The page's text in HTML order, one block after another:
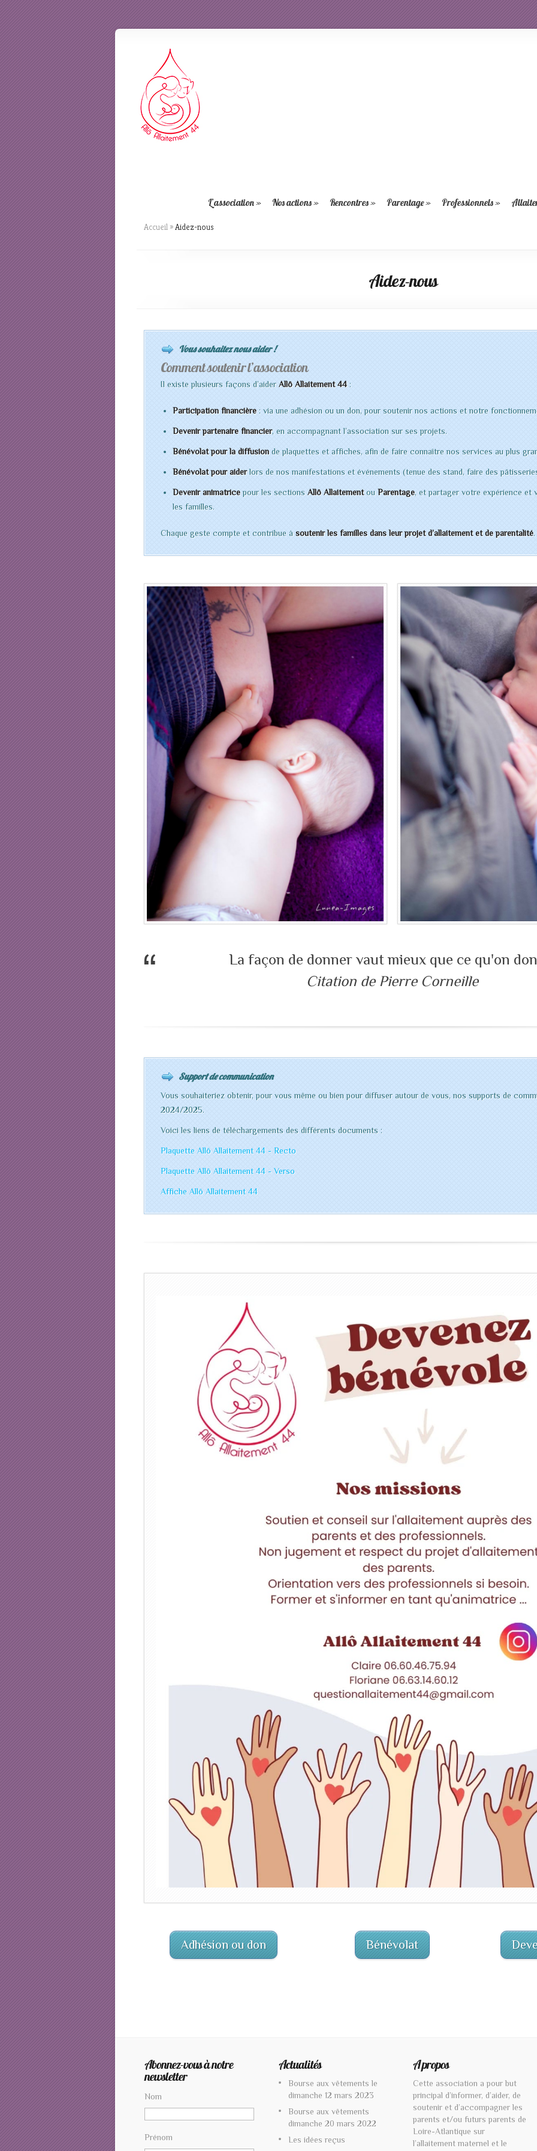
L’association» Nos actions» Rencontres» Parentage» Professionnels»
Accueil »Aidez-nous
Aidez-nous
Vous souhaitez nous aider !
Comment soutenir l’association
Il existe plusieurs façons d’aiderAllô Allaitement 44:
Participation financière: via une adhésion ou un don, pour soutenir nos actions et notre
Devenir partenaire financier, en accompagnant l’association sur ses projets.
Bénévolat pour la diffusionde plaquettes et affiches, afin de faire connaître nos services au plus
Bénévolat pour aiderlors de nos manifestations et événements (tenue des stand, faire des
Devenir animatricepour les sections Allô Allaitementou Parentage, et partager votre expérience et
les familles.
Chaque geste compte et contribue à soutenir les familles dans leur projet d’allaitement et de parentalité.
La façon de donner vaut mieux que ce qu'on
Citation de Pierre Corneille
Support de communication
Vous souhaiteriez obtenir, pour vous même ou bien pour diffuser autour de vous, nos supports de
2024/2025.
Voici les liens de téléchargements des différents documents :
Plaquette Allô Allaitement 44 - Recto
Plaquette Allô Allaitement 44 - Verso
Affiche Allô Allaitement 44
Adhésion ou don Bénévolat
Abonnez-vous à notre
newsletter
Nom
Prénom
Actualités
Bourse aux vêtements le
dimanche 12 mars 2023
Bourse aux vêtements
dimanche 20 mars 2022
Les idées reçus
A propos
Cette association a pour but
principal d’informer, d’aider, de
soutenir et d’accompagner les
parents et/ou futurs parents de
Loire-Atlantique sur
l’allaitement maternel et le